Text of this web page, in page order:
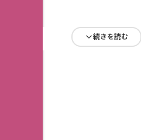
続きを読む
続きを読む
続きを読む
続きを読む
続きを読む
続きを読む
続きを読む
続きを読む
続きを読む
続きを読む
続きを読む
続きを読む
続きを読む
続きを読む
続きを読む
続きを読む
続きを読む
続きを読む
続きを読む
続きを読む